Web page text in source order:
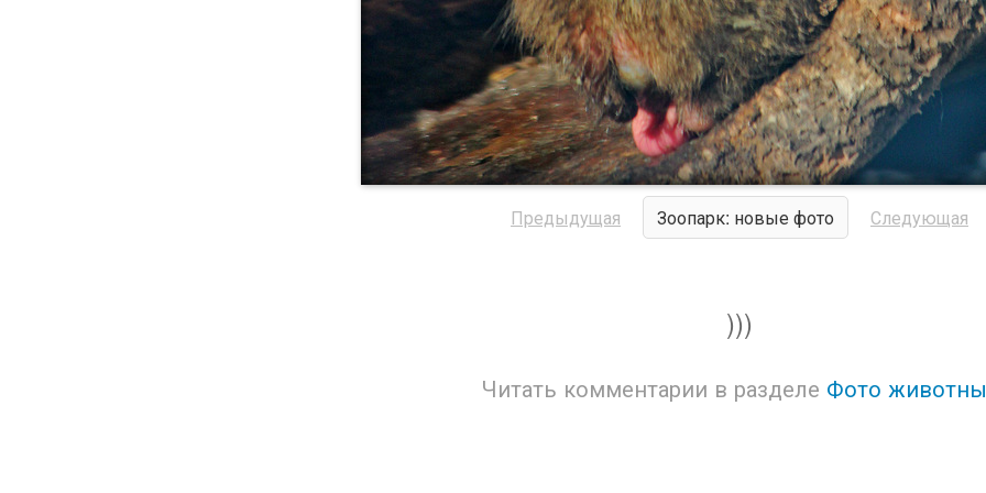
Предыдущая Зоопарк: новые фото Следующая
)))
Читать комментарии в разделе Фото